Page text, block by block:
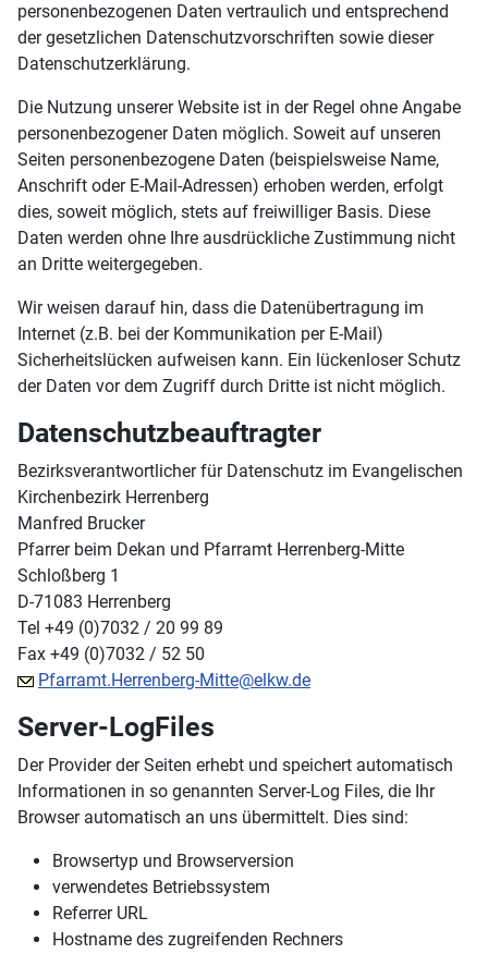
personenbezogenen Daten vertraulich und entsprechend
der gesetzlichen Datenschutzvorschriften sowie dieser
Datenschutzerklärung.
Die Nutzung unserer Website ist in der Regel ohne Angabe
personenbezogener Daten möglich. Soweit auf unseren
Seiten personenbezogene Daten (beispielsweise Name,
Anschrift oder E-Mail-Adressen) erhoben werden, erfolgt
dies, soweit möglich, stets auf freiwilliger Basis. Diese
Daten werden ohne Ihre ausdrückliche Zustimmung nicht
an Dritte weitergegeben.
Wir weisen darauf hin, dass die Datenübertragung im
Internet (z.B. bei der Kommunikation per E-Mail)
Sicherheitslücken aufweisen kann. Ein lückenloser Schutz
der Daten vor dem Zugriff durch Dritte ist nicht möglich.
Datenschutzbeauftragter
Bezirksverantwortlicher für Datenschutz im Evangelischen
Kirchenbezirk Herrenberg
Manfred Brucker
Pfarrer beim Dekan und Pfarramt Herrenberg-Mitte
Schloßberg 1
D-71083 Herrenberg
Tel +49 (0)7032 / 20 99 89
Fax +49 (0)7032 / 52 50
Pfarramt.Herrenberg-Mitte@elkw.de
Server-LogFiles
Der Provider der Seiten erhebt und speichert automatisch
Informationen in so genannten Server-Log Files, die Ihr
Browser automatisch an uns übermittelt. Dies sind:
Browsertyp und Browserversion
verwendetes Betriebssystem
Referrer URL
Hostname des zugreifenden Rechners